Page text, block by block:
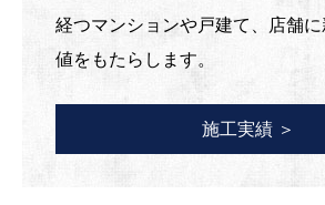
経つマンションや戸建て、店舗
値をもたらします。
施工実績 ＞